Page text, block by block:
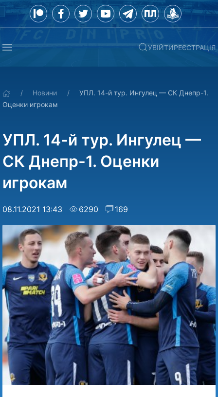
УВІЙТИРЕЄСТРАЦІЯ
Новини
УПЛ. 14-й тур. Ингулец — СК Днепр-1.
Оценки игрокам
УПЛ. 14-й тур. Ингулец —
СК Днепр-1. Оценки
игрокам
08.11.2021 13:43 6290 169